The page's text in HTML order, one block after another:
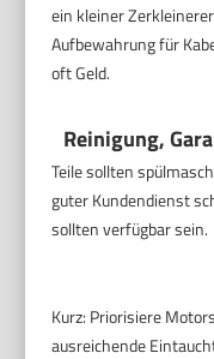
ein kleiner
Aufbewahrung für
oft Geld.
Reinigung,
Teile sollten
guter Kundendienst
sollten verfügbar sein.
Kurz: Priorisiere
ausreichende